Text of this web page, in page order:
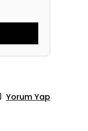
Yorum Yap